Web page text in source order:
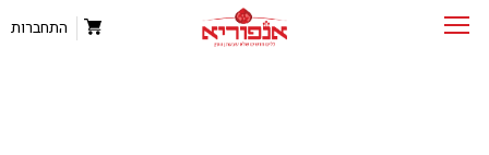
התחברות